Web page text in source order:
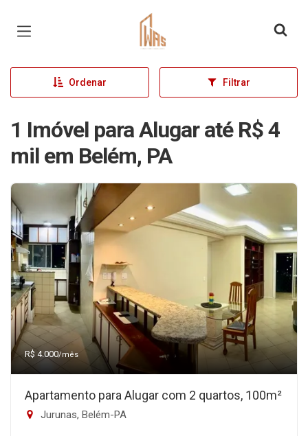
Página inicial
Ordenar Filtrar
1 Imóvel para Alugar até R$ 4
mil em Belém, PA
R$ 4.000/mês
Apartamento para Alugar com 2 quartos, 100m²
Jurunas, Belém-PA